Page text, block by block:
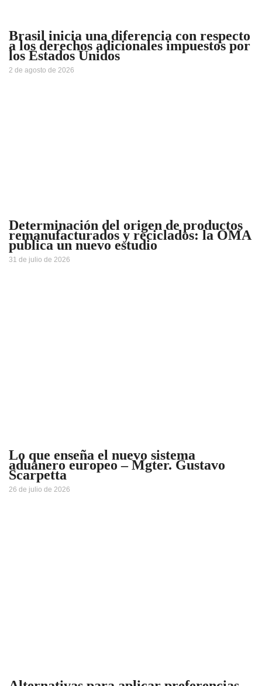
Brasil inicia una diferencia con respecto
a los derechos adicionales impuestos por
los Estados Unidos
2 de agosto de 2026
Determinación del origen de productos
remanufacturados y reciclados: la OMA
publica un nuevo estudio
31 de julio de 2026
Lo que enseña el nuevo sistema
aduanero europeo – Mgter. Gustavo
Scarpetta
26 de julio de 2026